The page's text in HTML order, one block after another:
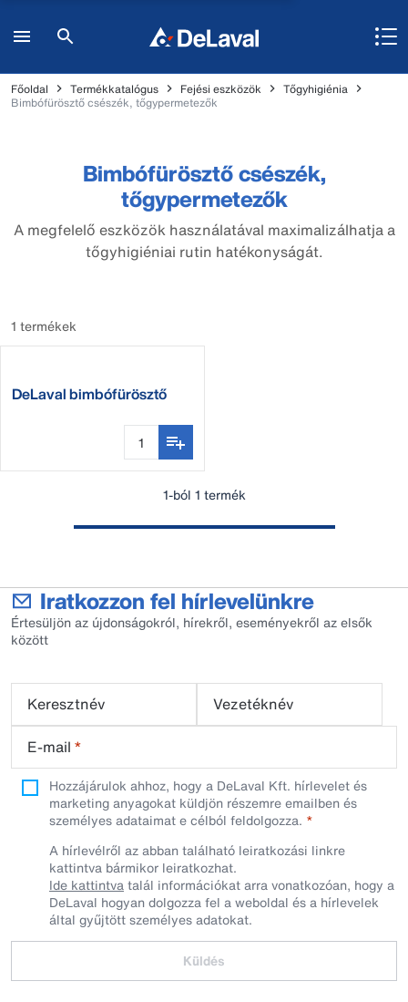
Főoldal Termékkatalógus Fejési eszközök
Tőgyhigiénia
Bimbófürösztő csészék, tőgypermetezők
Bimbófürösztő csészék,
tőgypermetezők
A megfelelő eszközök használatával maximalizálhatja a
tőgyhigiéniai rutin hatékonyságát.
1 termékek
DeLaval bimbófürösztő
1-ból 1 termék
Iratkozzon fel hírlevelünkre
Értesüljön az újdonságokról, hírekről, eseményekről az elsők
között
Keresztnév
Vezetéknév
E-mail *
Hozzájárulok ahhoz, hogy a DeLaval Kft. hírlevelet és
marketing anyagokat küldjön részemre emailben és
személyes adataimat e célból feldolgozza.
A hírlevélről az abban található leiratkozási linkre
kattintva bármikor leiratkozhat.
Ide kattintvatalál információkat arra vonatkozóan, hogy a
DeLaval hogyan dolgozza fel a weboldal és a hírlevelek
által gyűjtött személyes adatokat.
Küldés